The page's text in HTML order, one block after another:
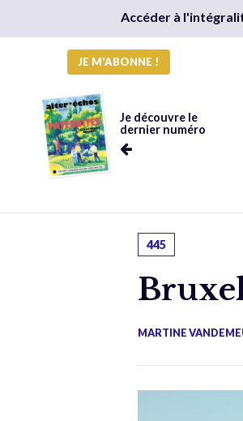
Accéder à
JE M'ABONNE !
Je découvre le
dernier numéro
445
MARTINE